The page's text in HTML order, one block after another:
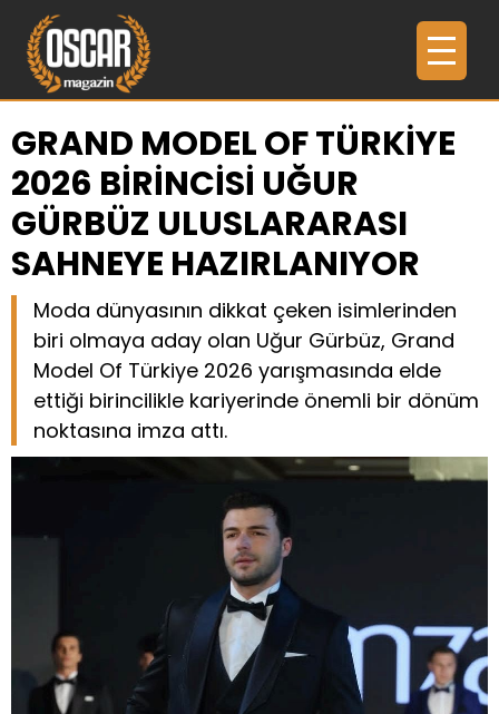
GRAND MODEL OF TÜRKİYE
2026 BİRİNCİSİ UĞUR
GÜRBÜZ ULUSLARARASI
SAHNEYE HAZIRLANIYOR
Moda dünyasının dikkat çeken isimlerinden
biri olmaya aday olan Uğur Gürbüz, Grand
Model Of Türkiye 2026 yarışmasında elde
ettiği birincilikle kariyerinde önemli bir dönüm
noktasına imza attı.